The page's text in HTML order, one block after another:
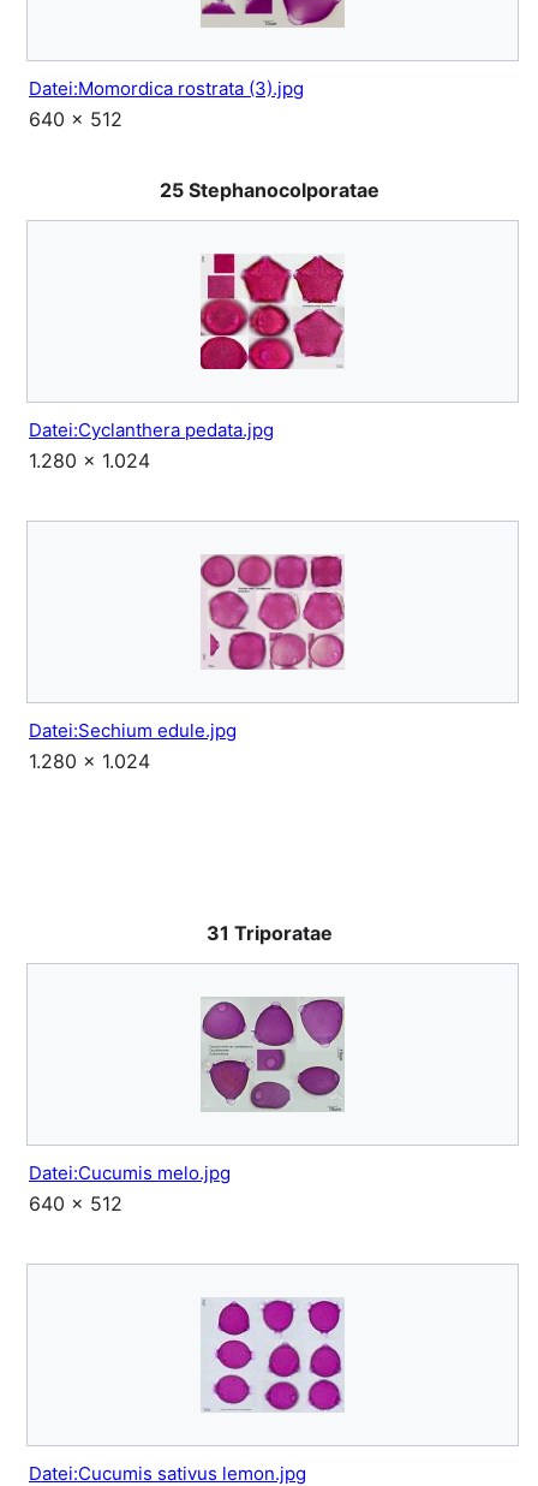
Datei:Momordica rostrata (3).jpg
640 × 512
25 Stephanocolporatae
Datei:Cyclanthera pedata.jpg
1.280 × 1.024
Datei:Sechium edule.jpg
1.280 × 1.024
31 Triporatae
Datei:Cucumis melo.jpg
640 × 512
Datei:Cucumis sativus lemon.jpg